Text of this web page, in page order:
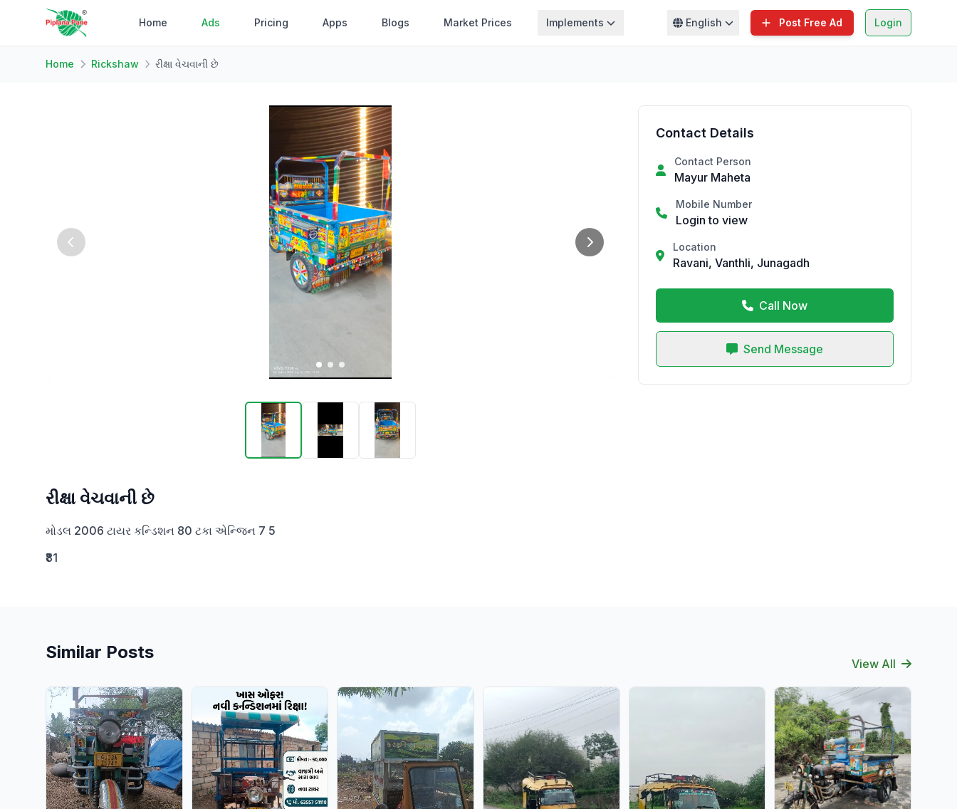
Home Ads Pricing Apps Blogs Market Prices Implements English Post Free Ad Login
Home Rickshaw રીક્ષા વેચવાની છે
રીક્ષા વેચવાની છે
મોડલ 2006 ટાયર કન્ડિશન 80 ટકા એન્જિન 7 5
₹81
Contact Details
Contact Person
Mayur Maheta
Mobile Number
Login to view
Location
Ravani, Vanthli, Junagadh
Call Now
Send Message
Similar Posts
View All